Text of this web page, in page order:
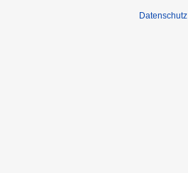
Datenschutz